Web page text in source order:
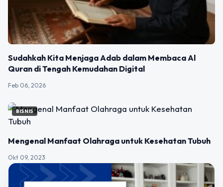
Sudahkah Kita Menjaga Adab dalam Membaca Al
Quran di Tengah Kemudahan Digital
Feb 06, 2026
BISNIS
Mengenal Manfaat Olahraga untuk Kesehatan Tubuh
Okt 09, 2023